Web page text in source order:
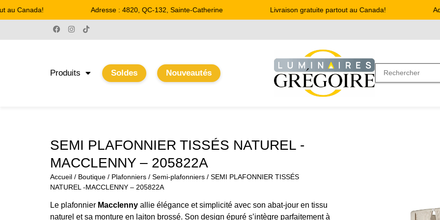
Canada! Adresse : 4820, QC-132, Sainte-Catherine Livraison gratuite partout au Canada!
Produits Soldes Nouveautés
SEMI PLAFONNIER TISSÉS NATUREL -
MACCLENNY – 205822A
Accueil / Boutique / Plafonniers / Semi-plafonniers / SEMI PLAFONNIER TISSÉS
NATUREL -MACCLENNY – 205822A
Le plafonnier Macclenny allie élégance et simplicité avec son abat-jour en tissu
naturel et sa monture en laiton brossé. Son design épuré s’intègre parfaitement à